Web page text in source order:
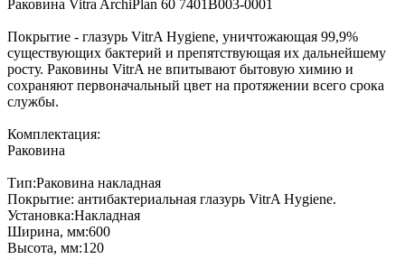
Раковина Vitra ArchiPlan 60 7401B003-0001
Покрытие - глазурь VitrA Hygiene, уничтожающая 99,9%
существующих бактерий и препятствующая их дальнейшему
росту. Раковины VitrA не впитывают бытовую химию и
сохраняют первоначальный цвет на протяжении всего срока
службы.
Комплектация:
Раковина
Тип:Раковина накладная
Покрытие: антибактериальная глазурь VitrA Hygiene.
Установка:Накладная
Ширина, мм:600
Высота, мм:120